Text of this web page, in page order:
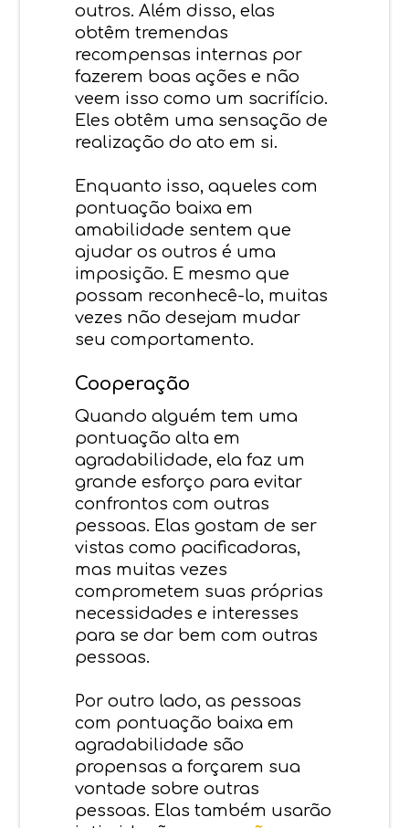
outros. Além disso, elas
obtêm tremendas
recompensas internas por
fazerem boas ações e não
veem isso como um sacrifício.
Eles obtêm uma sensação de
realização do ato em si.
Enquanto isso, aqueles com
pontuação baixa em
amabilidade sentem que
ajudar os outros é uma
imposição. E mesmo que
possam reconhecê-lo, muitas
vezes não desejam mudar
seu comportamento.
Cooperação
Quando alguém tem uma
pontuação alta em
agradabilidade, ela faz um
grande esforço para evitar
confrontos com outras
pessoas. Elas gostam de ser
vistas como pacificadoras,
mas muitas vezes
comprometem suas próprias
necessidades e interesses
para se dar bem com outras
pessoas.
Por outro lado, as pessoas
com pontuação baixa em
agradabilidade são
propensas a forçarem sua
vontade sobre outras
pessoas. Elas também usarão